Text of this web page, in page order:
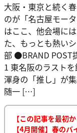
大阪・東京と続く
のが「名古屋モー
はここ、他会場に
た、もっとも熱い
部 ●BRAND POST
1 東名阪のラスト
渾身の「推し」が
随一 […]
【この記事を最初か
【4月開催】春の